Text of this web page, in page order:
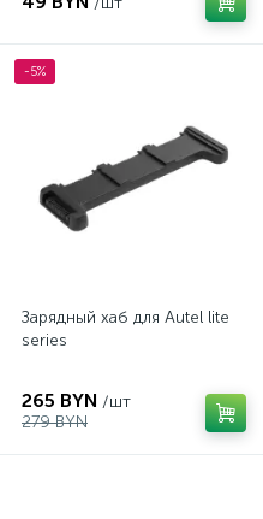
-5%
Зарядный хаб для Autel lite
series
265 BYN /шт
279 BYN